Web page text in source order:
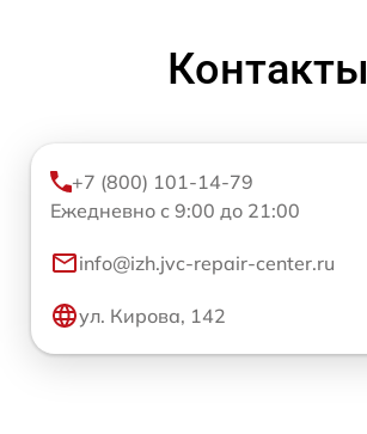
Контакты
+7 (800) 101-14-79
Ежедневно с 9:00 до 21:00
info@izh.jvc-repair-center.ru
ул. Кирова, 142